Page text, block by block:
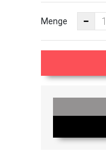
Menge